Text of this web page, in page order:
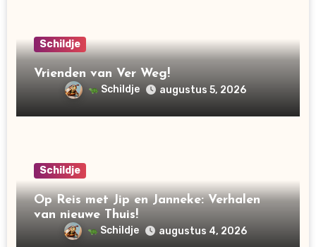
Schildje
Vrienden van Ver Weg!
Schildje augustus 5, 2026
Schildje
Op Reis met Jip en Janneke: Verhalen
van nieuwe Thuis!
Schildje augustus 4, 2026